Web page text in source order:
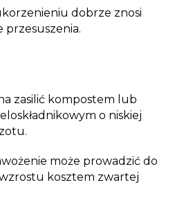
dobrze znosi
przesuszenia.
zasilić kompostem lub
o niskiej
może prowadzić do
kosztem zwartej